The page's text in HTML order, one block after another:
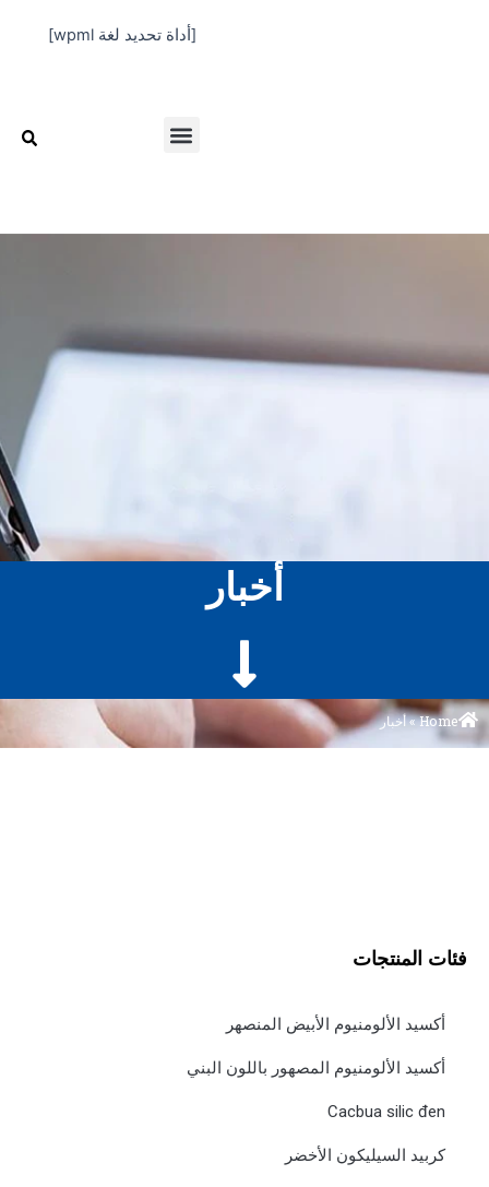
[أداة تحديد لغة wpml]
Menu
أخبار
Home
»أخبار
فئات المنتجات
أكسيد الألومنيوم الأبيض المنصهر
أكسيد الألومنيوم المصهور باللون البني
Cacbua silic đen
كربيد السيليكون الأخضر